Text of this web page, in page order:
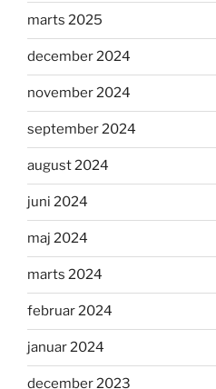
marts 2025
december 2024
november 2024
september 2024
august 2024
juni 2024
maj 2024
marts 2024
februar 2024
januar 2024
december 2023